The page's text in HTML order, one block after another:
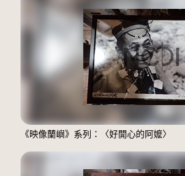
《映像蘭嶼》系列：〈好開心的阿嬤〉